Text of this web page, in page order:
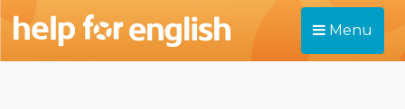
Menu